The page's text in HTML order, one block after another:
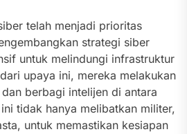
telah menjadi prioritas
strategi siber
untuk melindungi infrastruktur
upaya ini, mereka melakukan
berbagi intelijen di antara
tidak hanya melibatkan militer,
untuk memastikan kesiapan